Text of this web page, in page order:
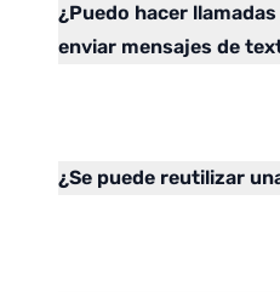
¿Puedo hacer
enviar mensajes de
¿Se puede reutilizar